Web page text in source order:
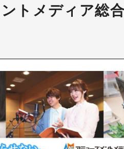
トメディア総合